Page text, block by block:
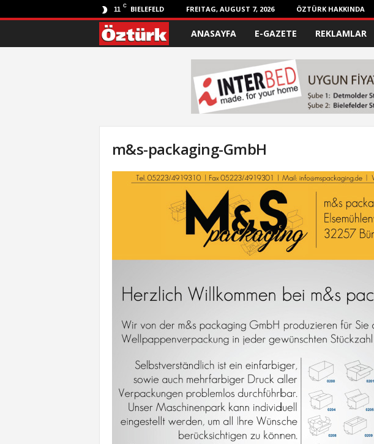
11 C BIELEFELD FREITAG, AUGUST 7, 2026 ÖZTÜRK HAKKINDA
ANASAYFA E-GAZETE REKLAMLAR
m&s-packaging-GmbH